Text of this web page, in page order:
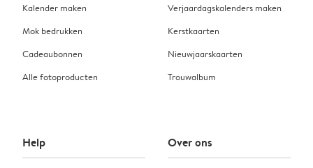
Kalender maken
Mok bedrukken
Cadeaubonnen
Alle fotoproducten
Verjaardagskalenders maken
Kerstkaarten
Nieuwjaarskaarten
Trouwalbum
Help Over ons